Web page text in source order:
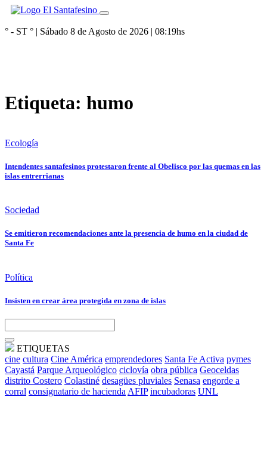
° - ST ° | Sábado 8 de Agosto de 2026 | 08:19hs
Etiqueta: humo
Ecología
Intendentes santafesinos protestaron frente al Obelisco por las quemas en las
islas entrerrianas
Sociedad
Se emitieron recomendaciones ante la presencia de humo en la ciudad de
Santa Fe
Política
Insisten en crear área protegida en zona de islas
ETIQUETAS
cine cultura Cine América emprendedores Santa Fe Activa pymes
Cayastá Parque Arqueológico ciclovía obra pública Geoceldas
distrito Costero Colastiné desagües pluviales Senasa engorde a
corral consignatario de hacienda AFIP incubadoras UNL